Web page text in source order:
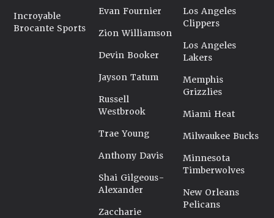
Incroyable
Brocante Sports
Evan Fournier
Zion Williamson
Devin Booker
Jayson Tatum
Russell
Westbrook
Trae Young
Anthony Davis
Shai Gilgeous-
Alexander
Zaccharie
Los Angeles
Clippers
Los Angeles
Lakers
Memphis
Grizzlies
Miami Heat
Milwaukee Bucks
Minnesota
Timberwolves
New Orleans
Pelicans